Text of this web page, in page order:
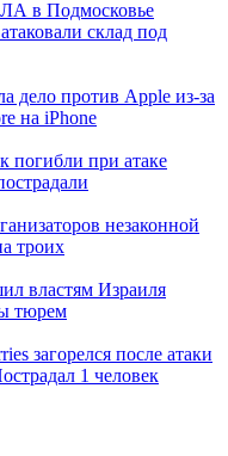
в Подмосковье
склад под
дело против Apple из-за
на iPhone
погибли при атаке
незаконной
троих
властям Израиля
тюрем
загорелся после атаки
1 человек